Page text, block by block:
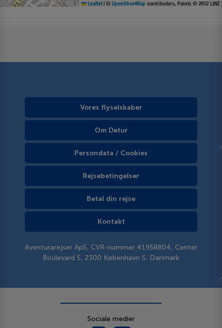
Leaflet | © OpenStreetMap contributors, Points © 2012 LINZ
Vores flyselskaber
Om Detur
Persondata / Cookies
Rejsebetingelser
Betal din rejse
Kontakt
Aventurarejser ApS, CVR-nummer 41958804, Center
Boulevard 5, 2300 København S, Danmark
Sociale medier